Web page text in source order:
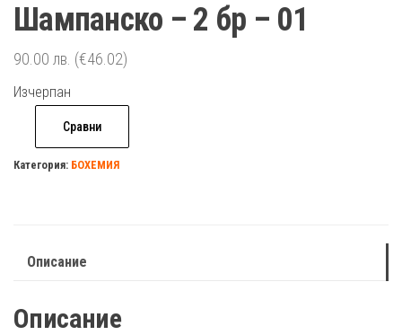
Шампанско – 2 бр – 01
90.00 лв. (€46.02)
Изчерпан
Сравни
Категория: БОХЕМИЯ
Описание
Описание